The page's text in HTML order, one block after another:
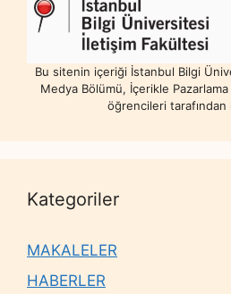
Bu sitenin içeriği İstanbul Bilgi
Medya Bölümü, İçerikle
öğrencileri tarafından
Kategoriler
MAKALELER
HABERLER